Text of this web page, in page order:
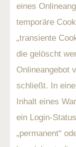
eines
temporäre
„transiente
die gelöscht
Onlineangebot
schließt. In
Inhalt eines
ein Login-
„permanent“